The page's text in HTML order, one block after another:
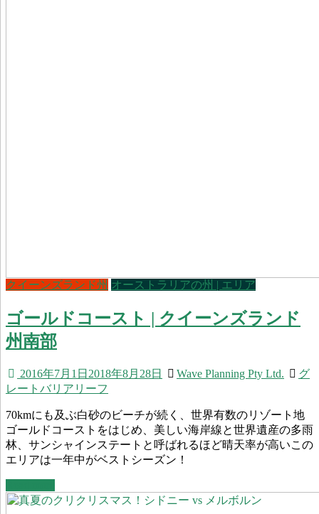
クイーンズランド州 オーストラリアの州 | エリア
ゴールドコースト | クイーンズランド
州南部
2016年7月1日 2018年8月28日 Wave Planning Pty Ltd.
グ
レートバリアリーフ
70kmにも及ぶ白砂のビーチが続く、世界有数のリゾート地
ゴールドコーストをはじめ、美しい海岸線と世界遺産の多雨
林、サンシャインステートと呼ばれるほど晴天率が高いこの
エリアは一年中がベストシーズン！